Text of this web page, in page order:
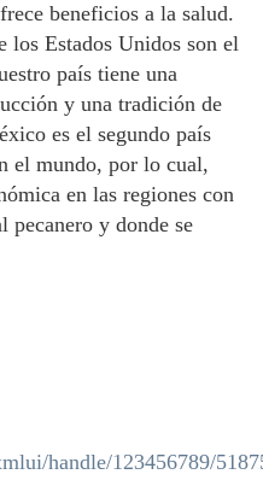
beneficios a la salud.
Estados Unidos son el
país tiene una
y una tradición de
es el segundo país
el mundo, por lo cual,
en las regiones con
pecanero y donde se
handle/123456789/